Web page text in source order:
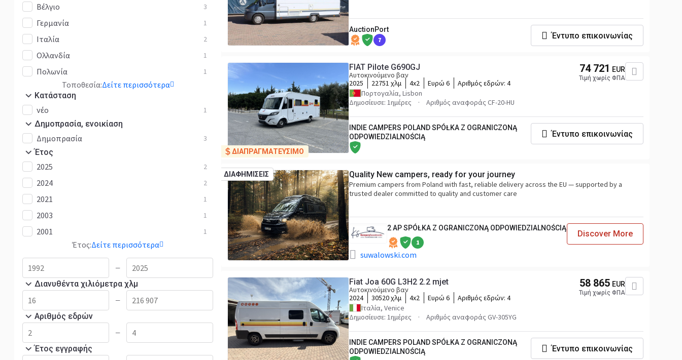
Βέλγιο
3
Γερμανία 1
Ιταλία 2
Ολλανδία 1
Πολωνία 1
Τοποθεσία:Δείτε περισσότερα
Κατάσταση
νέο 1
Δημοπρασία, ενοικίαση
Δημοπρασία 3
Έτος
2025 2
2024 2
2021 1
2003 1
2001 1
Έτος:Δείτε περισσότερα
—
Διανυθέντα χιλιόμετρα χλμ
—
Αριθμός εδρών
—
Έτος εγγραφής
AuctionPort
7 Έντυπο επικοινωνίας
ΔΙΑΠΡΑΓΜΑΤΕΥΣΙΜΟ
FIAT Pilote G690GJ
Αυτοκινούμενο βαν
2025
22751 χλμ 4x2 Ευρώ 6 Αριθμός εδρών: 4
Πορτογαλία, Lisbon
Δημοσίευσε: 1ημέρες
Αριθμός αναφοράς CF-20-HU
74 721 EUR
Τιμή χωρίς ΦΠΑ
INDIE CAMPERS POLAND SPÓŁKA Z OGRANICZONĄ
ODPOWIEDZIALNOŚCIĄ
Έντυπο επικοινωνίας
ΔΙΑΦΗΜΙΣΕΙΣ Quality New campers, ready for your journey
Premium campers from Poland with fast, reliable delivery across the EU — supported by a
trusted dealer committed to quality and customer care
2 AP SPÓŁKA Z OGRANICZONĄ ODPOWIEDZIALNOŚCIĄ
1
suwalowski.com
Discover More
Fiat Joa 60G L3H2 2.2 mjet
Αυτοκινούμενο βαν
2024
30520 χλμ 4x2 Ευρώ 6 Αριθμός εδρών: 4
Ιταλία, Venice
Δημοσίευσε: 1ημέρες
Αριθμός αναφοράς GV-305YG
58 865 EUR
Τιμή χωρίς ΦΠΑ
INDIE CAMPERS POLAND SPÓŁKA Z OGRANICZONĄ
ODPOWIEDZIALNOŚCIĄ
Έντυπο επικοινωνίας